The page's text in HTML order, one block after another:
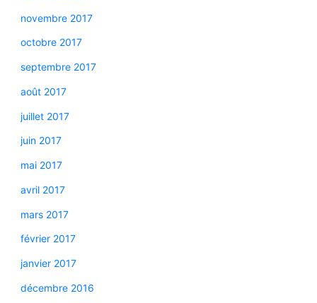
novembre 2017
octobre 2017
septembre 2017
août 2017
juillet 2017
juin 2017
mai 2017
avril 2017
mars 2017
février 2017
janvier 2017
décembre 2016